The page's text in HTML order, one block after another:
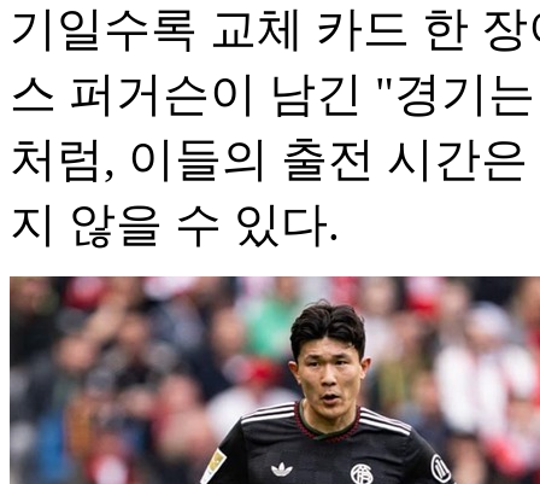
기일수록 교체 카드 한
스 퍼거슨이 남긴 "경기
처럼, 이들의 출전 시간
지 않을 수 있다.